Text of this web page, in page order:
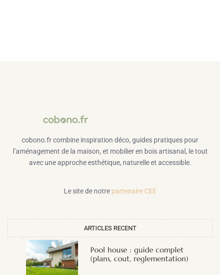
cobono.fr combine inspiration déco, guides pratiques pour
l’aménagement de la maison, et mobilier en bois artisanal, le tout
avec une approche esthétique, naturelle et accessible.
Le site de notre partenaire CEE
ARTICLES RECENT
Pool house : guide complet
(plans, cout, reglementation)